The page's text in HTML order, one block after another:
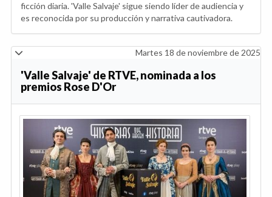
ficción diaria. 'Valle Salvaje' sigue siendo líder de audiencia y
es reconocida por su producción y narrativa cautivadora.
Martes 18 de noviembre de 2025
'Valle Salvaje' de RTVE, nominada a los
premios Rose D'Or